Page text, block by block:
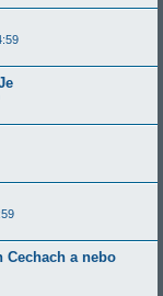
Cechach a nebo